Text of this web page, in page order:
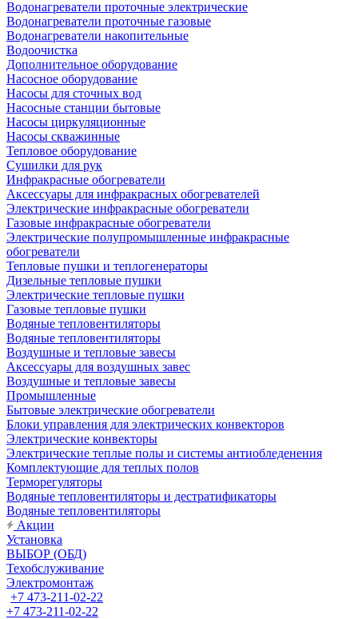
Водонагреватели проточные электрические
Водонагреватели проточные газовые
Водонагреватели накопительные
Водоочистка
Дополнительное оборудование
Насосное оборудование
Насосы для сточных вод
Насосные станции бытовые
Насосы циркуляционные
Насосы скважинные
Тепловое оборудование
Сушилки для рук
Инфракрасные обогреватели
Аксессуары для инфракрасных обогревателей
Электрические инфракрасные обогреватели
Газовые инфракрасные обогреватели
Электрические полупромышленные инфракрасные
обогреватели
Тепловые пушки и теплогенераторы
Дизельные тепловые пушки
Электрические тепловые пушки
Газовые тепловые пушки
Водяные тепловентиляторы
Водяные тепловентиляторы
Воздушные и тепловые завесы
Аксессуары для воздушных завес
Воздушные и тепловые завесы
Промышленные
Бытовые электрические обогреватели
Блоки управления для электрических конвекторов
Электрические конвекторы
Электрические теплые полы и системы антиобледенения
Комплектующие для теплых полов
Терморегуляторы
Водяные тепловентиляторы и дестратификаторы
Водяные тепловентиляторы
Акции
Установка
ВЫБОР (ОБД)
Техобслуживание
Электромонтаж
+7 473-211-02-22
+7 473-211-02-22